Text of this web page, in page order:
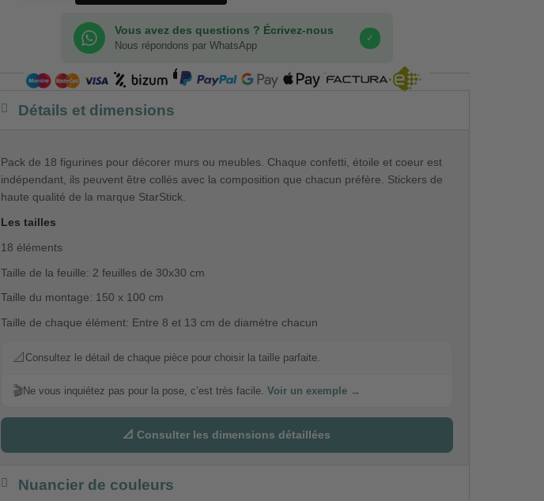
Vous avez des questions ? Écrivez-nous
Nous répondons par WhatsApp
✓
COMPRA SEGURA
Détails et dimensions
Pack de 18 figurines pour décorer murs ou meubles. Chaque confetti, étoile et coeur est
indépendant, ils peuvent être collés avec la composition que chacun préfère. Stickers de
haute qualité de la marque StarStick.
Les tailles
18 éléments
Taille de la feuille: 2 feuilles de 30x30 cm
Taille du montage: 150 x 100 cm
Taille de chaque élément: Entre 8 et 13 cm de diamètre chacun
📐 Consultez le détail de chaque pièce pour choisir la taille parfaite.
🎬Ne vous inquiétez pas pour la pose, c’est très facile. Voir un exemple →
📐 Consulter les dimensions détaillées
Nuancier de couleurs